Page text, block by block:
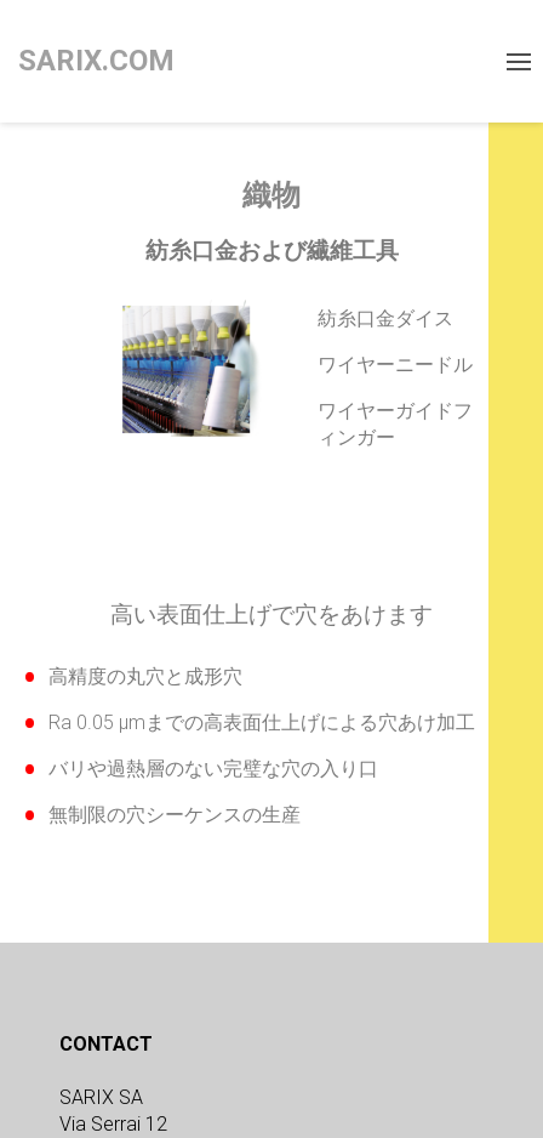
SARIX.COM
織物
紡糸口金および繊維工具
紡糸口金ダイス
ワイヤーニードル
ワイヤーガイドフ
ィンガー
高い表面仕上げで穴をあけます
高精度の丸穴と成形穴
Ra 0.05 μmまでの高表面仕上げによる穴あけ加工
バリや過熱層のない完璧な穴の入り口
無制限の穴シーケンスの生産
CONTACT
SARIX SA
Via Serrai 12